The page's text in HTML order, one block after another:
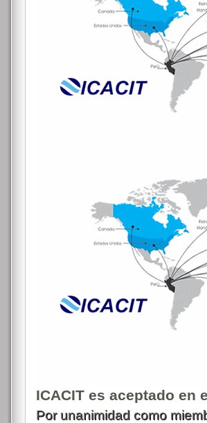
ICACIT es aceptado en
Por unanimidad como